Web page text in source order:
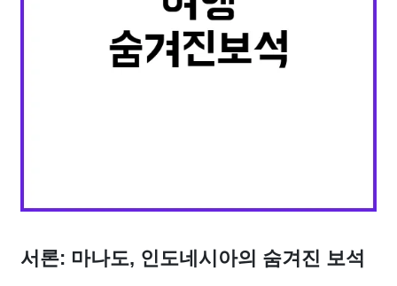
서론: 마나도, 인도네시아의 숨겨진 보석